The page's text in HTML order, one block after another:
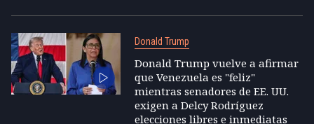
Donald Trump
Donald Trump vuelve a afirmar
que Venezuela es "feliz"
mientras senadores de EE. UU.
exigen a Delcy Rodríguez
elecciones libres e inmediatas